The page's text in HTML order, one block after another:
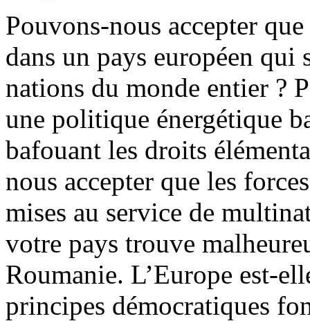
Pouvons-nous accepter
dans un pays européen qui
nations du monde entier ?
une politique énergétique
bafouant les droits
nous accepter que les
mises au service de
votre pays trouve
Roumanie. L’Europe est-
principes démocratiques